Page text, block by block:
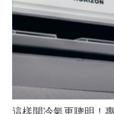
這樣開冷氣更聰明！